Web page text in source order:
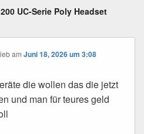
UC-Serie Poly Headset
amJuni 18, 2026 um 3:08
die wollen das die jetzt
und man für teures geld